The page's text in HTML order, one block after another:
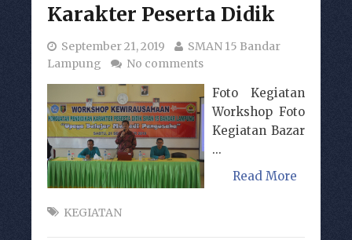
Karakter Peserta Didik
September 21, 2019
SMAN 15 Bandar
Lampung
No comments
Foto Kegiatan
Workshop Foto
Kegiatan Bazar
...
Read More
KEGIATAN